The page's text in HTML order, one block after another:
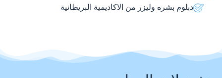
دبلوم بشره وليزر من الاكاديمية البريطانية